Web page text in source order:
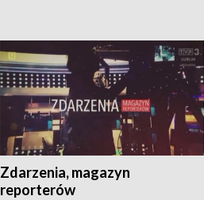
Zdarzenia, magazyn
reporterów